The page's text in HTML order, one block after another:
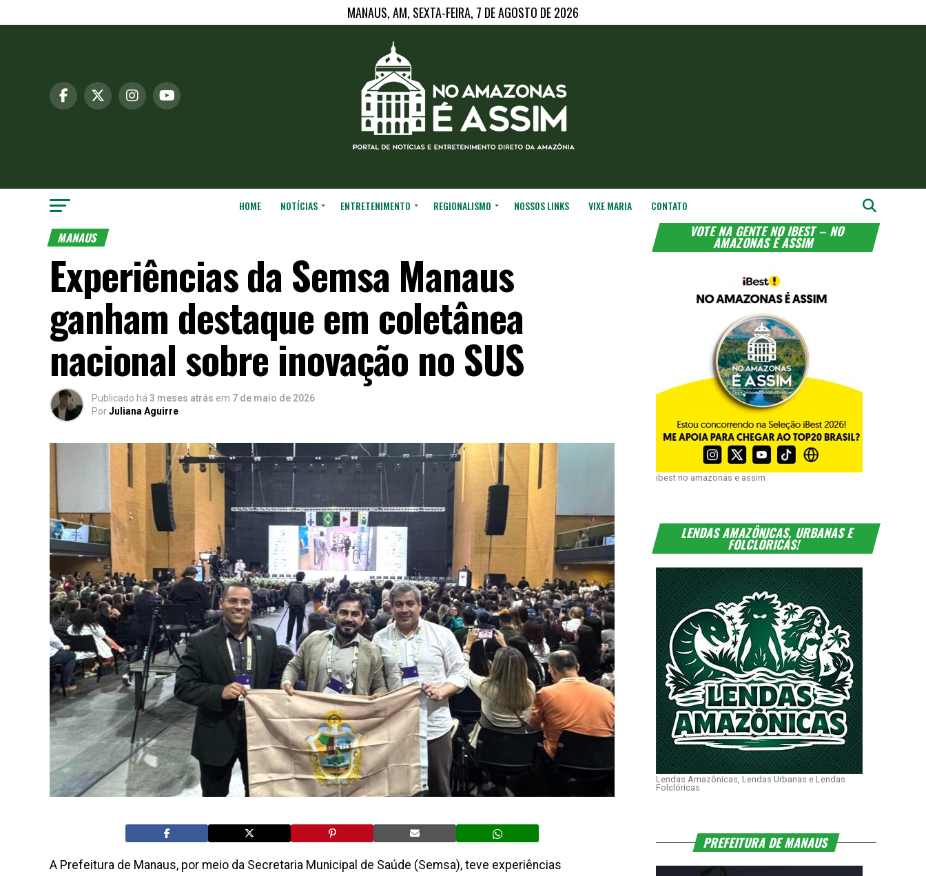
MANAUS, AM, SEXTA-FEIRA, 7 DE AGOSTO DE 2026
HOME NOTÍCIAS ENTRETENIMENTO REGIONALISMO NOSSOS LINKS VIXE MARIA CONTATO
MANAUS
Experiências da Semsa Manaus
ganham destaque em coletânea
nacional sobre inovação no SUS
Publicado há 3 meses atrás em 7 de maio de 2026
PorJuliana Aguirre
A Prefeitura de Manaus, por meio da Secretaria Municipal de Saúde (Semsa), teve experiências
VOTE NA GENTE NO IBEST – NO
AMAZONAS É ASSIM
ibest no amazonas e assim
LENDAS AMAZÔNICAS, URBANAS E
FOLCLÓRICAS!
Lendas Amazônicas, Lendas Urbanas e Lendas
Folclóricas
PREFEITURA DE MANAUS